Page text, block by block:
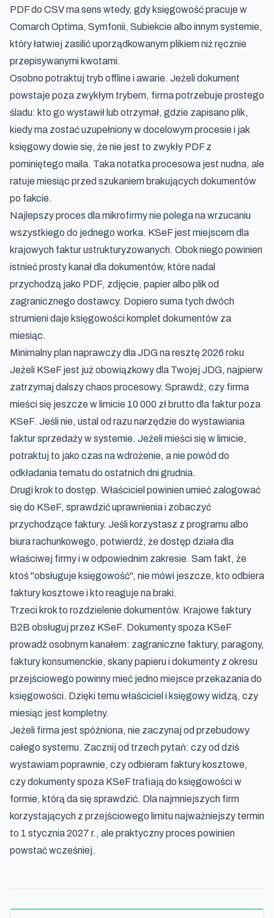
PDF do CSVma sens wtedy, gdy księgowość pracuje w
Comarch Optima, Symfonii, Subiekcie albo innym systemie,
który łatwiej zasilić uporządkowanym plikiem niż ręcznie
przepisywanymi kwotami.
Osobno potraktuj tryb offline i awarie. Jeżeli dokument
powstaje poza zwykłym trybem, firma potrzebuje prostego
śladu: kto go wystawił lub otrzymał, gdzie zapisano plik,
kiedy ma zostać uzupełniony w docelowym procesie i jak
księgowy dowie się, że nie jest to zwykły PDF z
pominiętego maila. Taka notatka procesowa jest nudna, ale
ratuje miesiąc przed szukaniem brakujących dokumentów
po fakcie.
Najlepszy proces dla mikrofirmy nie polega na wrzucaniu
wszystkiego do jednego worka. KSeF jest miejscem dla
krajowych faktur ustrukturyzowanych. Obok niego powinien
istnieć prosty kanał dla dokumentów, które nadal
przychodzą jako PDF, zdjęcie, papier albo plik od
zagranicznego dostawcy. Dopiero suma tych dwóch
strumieni daje księgowości komplet dokumentów za
miesiąc.
Minimalny plan naprawczy dla JDG na resztę 2026 roku
Jeżeli KSeF jest już obowiązkowy dla Twojej JDG, najpierw
zatrzymaj dalszy chaos procesowy. Sprawdź, czy firma
mieści się jeszcze w limicie 10 000 zł brutto dla faktur poza
KSeF. Jeśli nie, ustal od razu narzędzie do wystawiania
faktur sprzedaży w systemie. Jeżeli mieści się w limicie,
potraktuj to jako czas na wdrożenie, a nie powód do
odkładania tematu do ostatnich dni grudnia.
Drugi krok to dostęp. Właściciel powinien umieć zalogować
się do KSeF, sprawdzić uprawnienia i zobaczyć
przychodzące faktury. Jeśli korzystasz z programu albo
biura rachunkowego, potwierdź, że dostęp działa dla
właściwej firmy i w odpowiednim zakresie. Sam fakt, że
ktoś "obsługuje księgowość", nie mówi jeszcze, kto odbiera
faktury kosztowe i kto reaguje na braki.
Trzeci krok to rozdzielenie dokumentów. Krajowe faktury
B2B obsługuj przez KSeF. Dokumenty spoza KSeF
prowadź osobnym kanałem: zagraniczne faktury, paragony,
faktury konsumenckie, skany papieru i dokumenty z okresu
przejściowego powinny mieć jedno miejsce przekazania do
księgowości. Dzięki temu właściciel i księgowy widzą, czy
miesiąc jest kompletny.
Jeżeli firma jest spóźniona, nie zaczynaj od przebudowy
całego systemu. Zacznij od trzech pytań: czy od dziś
wystawiam poprawnie, czy odbieram faktury kosztowe,
czy dokumenty spoza KSeF trafiają do księgowości w
formie, którą da się sprawdzić. Dla najmniejszych firm
korzystających z przejściowego limitu najważniejszy termin
to 1 stycznia 2027 r., ale praktyczny proces powinien
powstać wcześniej.